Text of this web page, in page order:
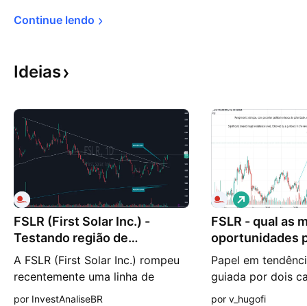
Continue lendo
Ideias
FSLR (First Solar Inc.) -
Testando região de
resistência
A FSLR (First Solar Inc.) rompeu
recentemente uma linha de
tendência de baixa no gráfico
por InvestAnaliseBR
FSLR - qual as
oportunidades
tendência?
Papel em
guiada por dois
podem servir
V
i
é
d
a
l
a
por v_hugofi